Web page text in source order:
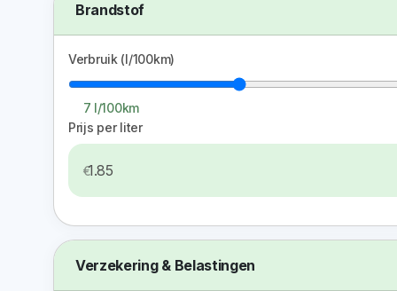
Brandstof
Verbruik (l/100km)
7 l/100km
Prijs per liter
Verzekering & Belastingen